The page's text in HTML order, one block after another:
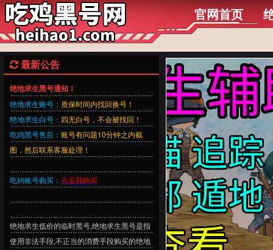
官网首页
最新公告
绝地求生黑号通知！
绝地求生账号： 质保时间内找回换号！
绝地求生白号： 四无白号，不会被找回！
吃鸡黑号售后： 账号有问题10分钟之内截
图，然后联系客服处理！
吃鸡账号购买： 点击我购买
绝地求生低价的临时黑号,绝地求生黑号是指
使用非法手段,不正当的消费手段购买的绝地